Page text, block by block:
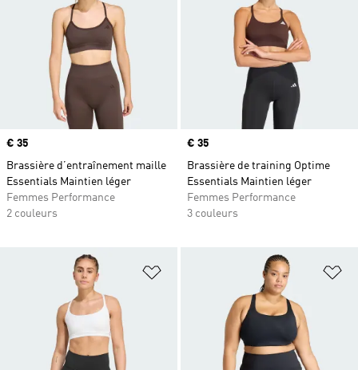
Prix
€ 35
Brassière d’entraînement maille
Essentials Maintien léger
Femmes Performance
2 couleurs
Prix
€ 35
Brassière de training Optime
Essentials Maintien léger
Femmes Performance
3 couleurs
Ajouter à la Liste de produits